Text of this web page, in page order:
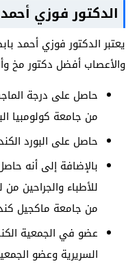
الدكتور فوزي
يعتبر الدكتور فوزي أحمد
والأعصاب أفضل دكتور مخ
حاصل على درجة
من جامعة كولومبيا
حاصل على البورد
بالإضافة إلى أنه
للأطباء والجراحين
من جامعة ماكجيل
عضو في الجمعية
السريرية وعضو